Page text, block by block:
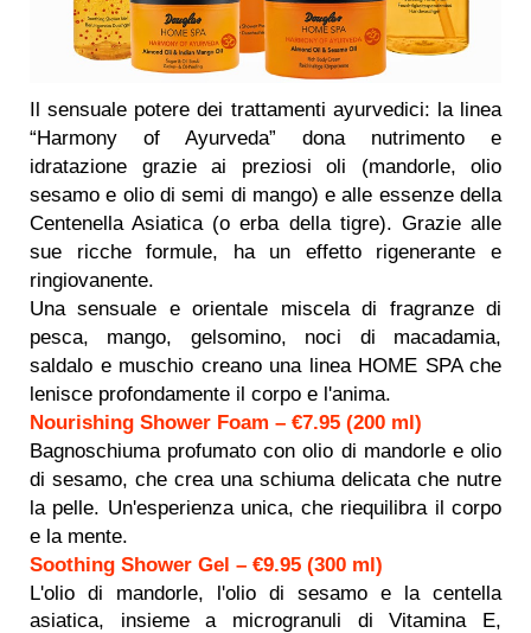
Il sensuale potere dei trattamenti ayurvedici: la linea
“Harmony of Ayurveda” dona nutrimento e
idratazione grazie ai preziosi oli (mandorle, olio
sesamo e olio di semi di mango) e alle essenze della
Centenella Asiatica (o erba della tigre). Grazie alle
sue ricche formule, ha un effetto rigenerante e
ringiovanente.
Una sensuale e orientale miscela di fragranze di
pesca, mango, gelsomino, noci di macadamia,
saldalo e muschio creano una linea HOME SPA che
lenisce profondamente il corpo e l'anima.
Nourishing Shower Foam – €7.95 (200 ml)
Bagnoschiuma profumato con olio di mandorle e olio
di sesamo, che crea una schiuma delicata che nutre
la pelle. Un'esperienza unica, che riequilibra il corpo
e la mente.
Soothing Shower Gel – €9.95 (300 ml)
L'olio di mandorle, l'olio di sesamo e la centella
asiatica, insieme a microgranuli di Vitamina E,